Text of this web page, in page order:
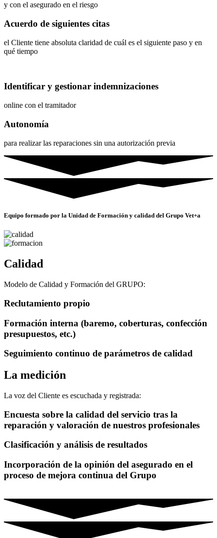
y con el asegurado en el riesgo
Acuerdo de siguientes citas
el Cliente tiene absoluta claridad de cuál es el siguiente paso y en
qué tiempo
Identificar y gestionar indemnizaciones
online con el tramitador
Autonomía
para realizar las reparaciones sin una autorización previa
Equipo formado por la Unidad de Formación y calidad del Grupo Vet+a
Calidad
Modelo de Calidad y Formación del GRUPO:
Reclutamiento propio
Formación interna (baremo, coberturas, confección
presupuestos, etc.)
Seguimiento continuo de parámetros de calidad
La medición
La voz del Cliente es escuchada y registrada:
Encuesta sobre la calidad del servicio tras la
reparación y valoración de nuestros profesionales
Clasificación y análisis de resultados
Incorporación de la opinión del asegurado en el
proceso de mejora continua del Grupo